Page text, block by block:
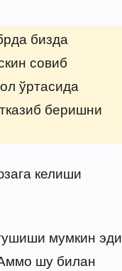
бизда
совиб
ўртасида
беришни
келиши
мумкин эди
шу билан